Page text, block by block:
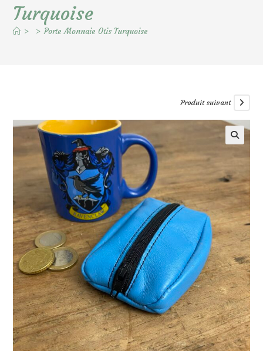
Turquoise
> > Porte Monnaie Otis Turquoise
Produit suivant